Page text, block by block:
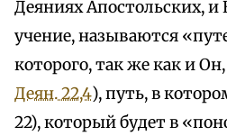
Деяниях Апостольских, и
учение, называются
которого, так же как и
Деян. 22,4), путь, в
22), который будет в